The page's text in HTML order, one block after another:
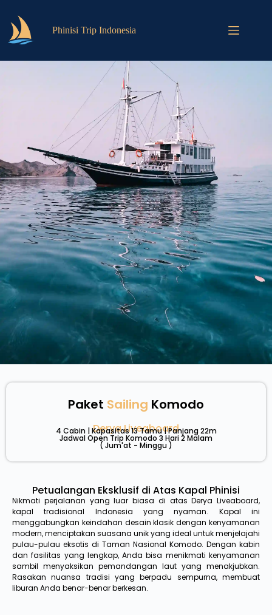
Phinisi Trip Indonesia
Paket Sailing Komodo
Derya Liveaboard
4 Cabin | Kapasitas 13 Tamu | Panjang 22m
Jadwal Open Trip Komodo 3 Hari 2 Malam
( Jum'at - Minggu )
Petualangan Eksklusif di Atas Kapal Phinisi
Nikmati perjalanan yang luar biasa di atas Derya Liveaboard,
kapal tradisional Indonesia yang nyaman. Kapal ini
menggabungkan keindahan desain klasik dengan kenyamanan
modern, menciptakan suasana unik yang ideal untuk menjelajahi
pulau-pulau eksotis di Taman Nasional Komodo. Dengan kabin
dan fasilitas yang lengkap, Anda bisa menikmati kenyamanan
sambil menyaksikan pemandangan laut yang menakjubkan.
Rasakan nuansa tradisi yang berpadu sempurna, membuat
liburan Anda benar-benar berkesan.